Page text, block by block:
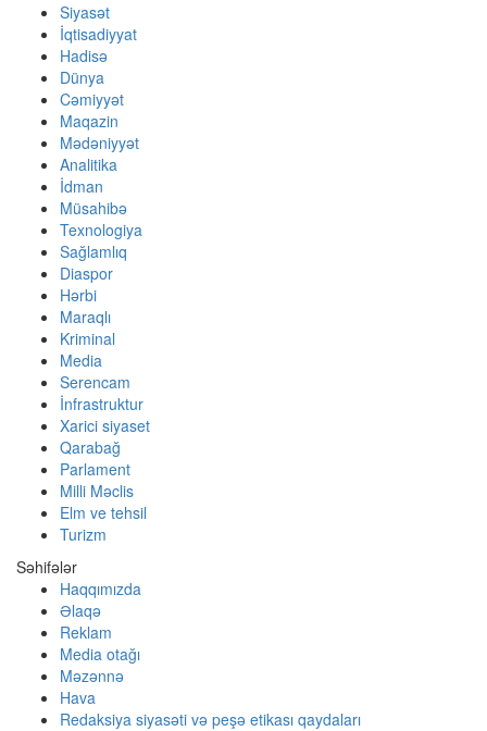
Siyasət
İqtisadiyyat
Hadisə
Dünya
Cəmiyyət
Maqazin
Mədəniyyət
Analitika
İdman
Müsahibə
Texnologiya
Sağlamlıq
Diaspor
Hərbi
Maraqlı
Kriminal
Media
Serencam
İnfrastruktur
Xarici siyaset
Qarabağ
Parlament
Milli Məclis
Elm ve tehsil
Turizm
Səhifələr
Haqqımızda
Əlaqə
Reklam
Media otağı
Məzənnə
Hava
Redaksiya siyasəti və peşə etikası qaydaları